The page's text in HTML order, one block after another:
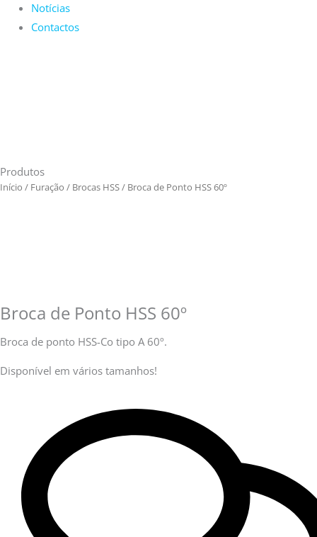
Notícias
Contactos
Produtos
Início / Furação / Brocas HSS/ Broca de Ponto HSS 60º
Broca de Ponto HSS 60º
Broca de ponto HSS-Co tipo A 60º.
Disponível em vários tamanhos!